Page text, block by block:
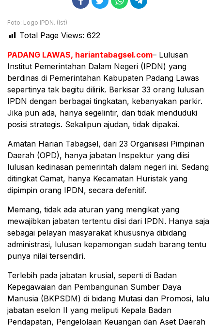
Foto: Logo IPDN. (Ist)
Total Page Views: 622
PADANG LAWAS, hariantabagsel.com– Lulusan
Institut Pemerintahan Dalam Negeri (IPDN) yang
berdinas di Pemerintahan Kabupaten Padang Lawas
sepertinya tak begitu dilirik. Berkisar 33 orang lulusan
IPDN dengan berbagai tingkatan, kebanyakan parkir.
Jika pun ada, hanya segelintir, dan tidak menduduki
posisi strategis. Sekalipun ajudan, tidak dipakai.
Amatan Harian Tabagsel, dari 23 Organisasi Pimpinan
Daerah (OPD), hanya jabatan Inspektur yang diisi
lulusan kedinasan pemerintah dalam negeri ini. Sedang
ditingkat Camat, hanya Kecamatan Huristak yang
dipimpin orang IPDN, secara defenitif.
Memang, tidak ada aturan yang mengikat yang
mewajibkan jabatan tertentu diisi dari IPDN. Hanya saja
sebagai pelayan masyarakat khususnya dibidang
administrasi, lulusan kepamongan sudah barang tentu
punya nilai tersendiri.
Terlebih pada jabatan krusial, seperti di Badan
Kepegawaian dan Pembangunan Sumber Daya
Manusia (BKPSDM) di bidang Mutasi dan Promosi, lalu
jabatan eselon II yang meliputi Kepala Badan
Pendapatan, Pengelolaan Keuangan dan Aset Daerah